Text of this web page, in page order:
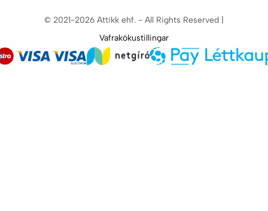
© 2021-2026 Attikk ehf. - All Rights Reserved |
Vafrakökustillingar